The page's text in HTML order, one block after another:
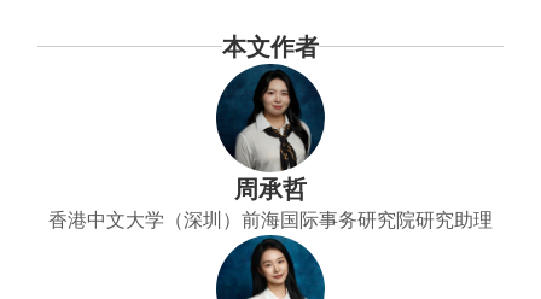
本文作者
周承哲
香港中文大学（深圳）前海国际事务研究院研究助理